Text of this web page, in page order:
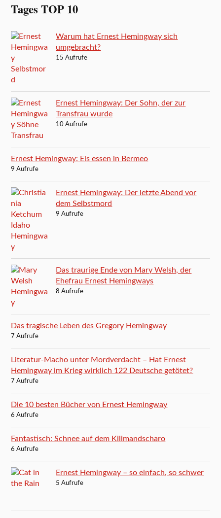
Tages TOP 10
Warum hat Ernest Hemingway sich
umgebracht?
15 Aufrufe
Ernest Hemingway: Der Sohn, der zur
Transfrau wurde
10 Aufrufe
Ernest Hemingway: Eis essen in Bermeo
9 Aufrufe
Ernest Hemingway: Der letzte Abend vor
dem Selbstmord
9 Aufrufe
Das traurige Ende von Mary Welsh, der
Ehefrau Ernest Hemingways
8 Aufrufe
Das tragische Leben des Gregory Hemingway
7 Aufrufe
Literatur-Macho unter Mordverdacht – Hat Ernest
Hemingway im Krieg wirklich 122 Deutsche getötet?
7 Aufrufe
Die 10 besten Bücher von Ernest Hemingway
6 Aufrufe
Fantastisch: Schnee auf dem Kilimandscharo
6 Aufrufe
Ernest Hemingway – so einfach, so schwer
5 Aufrufe